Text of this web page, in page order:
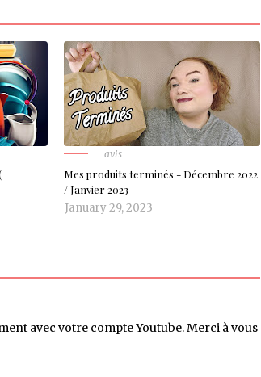
avis
Mes produits terminés - Décembre 2022
/ Janvier 2023
January 29, 2023
avec votre compte Youtube. Merci à vous